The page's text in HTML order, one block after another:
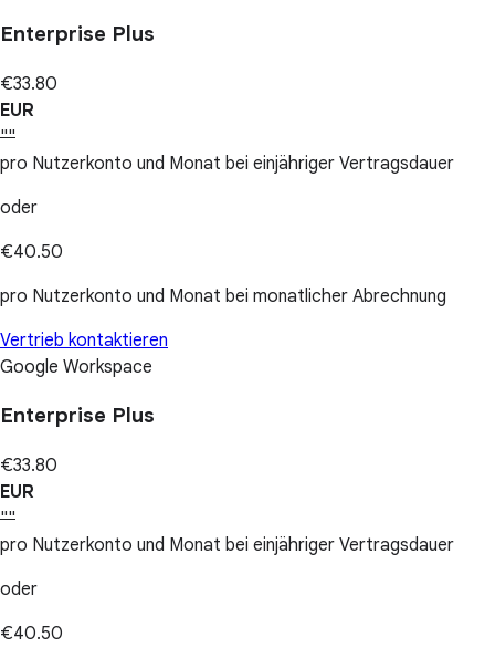
Enterprise Plus
€33.80
EUR
""
pro Nutzerkonto und Monat bei einjähriger Vertragsdauer
oder
€40.50
pro Nutzerkonto und Monat bei monatlicher Abrechnung
Vertrieb kontaktieren
Google Workspace
Enterprise Plus
€33.80
EUR
""
pro Nutzerkonto und Monat bei einjähriger Vertragsdauer
oder
€40.50